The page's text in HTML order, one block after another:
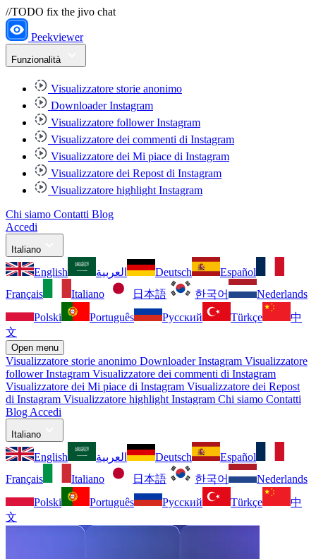
//TODO fix the jivo chat
Peekviewer
Funzionalità
Visualizzatore storie anonimo
Downloader Instagram
Visualizzatore follower Instagram
Visualizzatore dei commenti di Instagram
Visualizzatore dei Mi piace di Instagram
Visualizzatore dei Repost di Instagram
Visualizzatore highlight Instagram
Chi siamo Contatti Blog
Accedi
Italiano
English العربية Deutsch
Español
Français
Italiano 日本語 한국어
Nederlands
Polski
Português Русский Türkçe
中
文
Open menu
Visualizzatore storie anonimo Downloader Instagram Visualizzatore
follower Instagram Visualizzatore dei commenti di Instagram
Visualizzatore dei Mi piace di Instagram Visualizzatore dei Repost
di Instagram Visualizzatore highlight Instagram Chi siamo Contatti
Blog Accedi
Italiano
English العربية Deutsch
Español
Français
Italiano 日本語 한국어
Nederlands
Polski
Português Русский Türkçe
中
文